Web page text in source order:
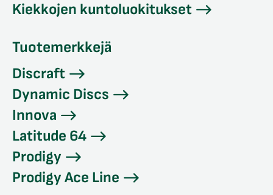
Kiekkojen kuntoluokitukset
Tuotemerkkejä
Discraft
Dynamic Discs
Innova
Latitude 64
Prodigy
Prodigy Ace Line